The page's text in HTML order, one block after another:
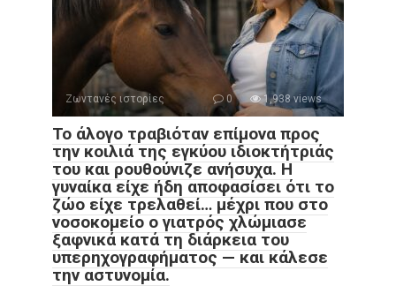
Ζωντανές ιστορίες 0 1,938 views
Το άλογο τραβιόταν επίμονα προς
την κοιλιά της εγκύου ιδιοκτήτριάς
του και ρουθούνιζε ανήσυχα. Η
γυναίκα είχε ήδη αποφασίσει ότι το
ζώο είχε τρελαθεί… μέχρι που στο
νοσοκομείο ο γιατρός χλώμιασε
ξαφνικά κατά τη διάρκεια του
υπερηχογραφήματος — και κάλεσε
την αστυνομία.